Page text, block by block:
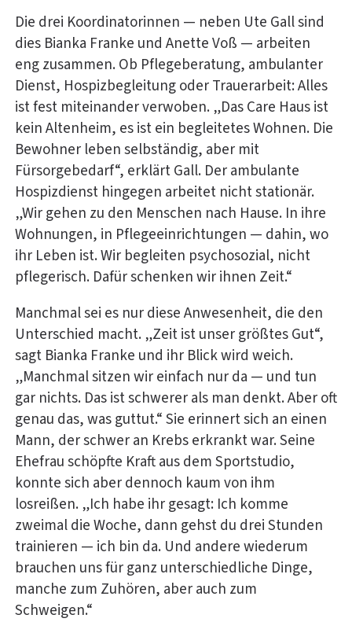
Die drei Koordinatorinnen — neben Ute Gall sind
dies Bianka Franke und Anette Voß — arbeiten
eng zusammen. Ob Pflegeberatung, ambulanter
Dienst, Hospizbegleitung oder Trauerarbeit: Alles
ist fest miteinander verwoben. „Das Care Haus ist
kein Altenheim, es ist ein begleitetes Wohnen. Die
Bewohner leben selbständig, aber mit
Fürsorgebedarf“, erklärt Gall. Der ambulante
Hospizdienst hingegen arbeitet nicht stationär.
„Wir gehen zu den Menschen nach Hause. In ihre
Wohnungen, in Pflegeeinrichtungen — dahin, wo
ihr Leben ist. Wir begleiten psychosozial, nicht
pflegerisch. Dafür schenken wir ihnen Zeit.“
Manchmal sei es nur diese Anwesenheit, die den
Unterschied macht. „Zeit ist unser größtes Gut“,
sagt Bianka Franke und ihr Blick wird weich.
„Manchmal sitzen wir einfach nur da — und tun
gar nichts. Das ist schwerer als man denkt. Aber oft
genau das, was guttut.“ Sie erinnert sich an einen
Mann, der schwer an Krebs erkrankt war. Seine
Ehefrau schöpfte Kraft aus dem Sportstudio,
konnte sich aber dennoch kaum von ihm
losreißen. „Ich habe ihr gesagt: Ich komme
zweimal die Woche, dann gehst du drei Stunden
trainieren — ich bin da. Und andere wiederum
brauchen uns für ganz unterschiedliche Dinge,
manche zum Zuhören, aber auch zum
Schweigen.“